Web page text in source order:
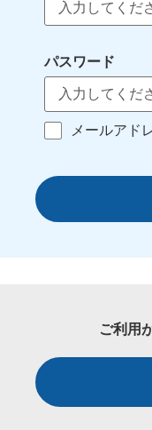
パスワード
メールアド
ご利用